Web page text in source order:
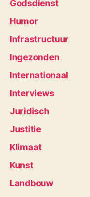
Godsdienst
Humor
Infrastructuur
Ingezonden
Internationaal
Interviews
Juridisch
Justitie
Klimaat
Kunst
Landbouw